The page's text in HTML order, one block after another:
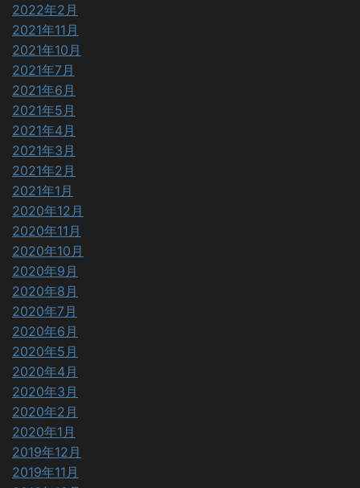
2022年2月
2021年11月
2021年10月
2021年7月
2021年6月
2021年5月
2021年4月
2021年3月
2021年2月
2021年1月
2020年12月
2020年11月
2020年10月
2020年9月
2020年8月
2020年7月
2020年6月
2020年5月
2020年4月
2020年3月
2020年2月
2020年1月
2019年12月
2019年11月